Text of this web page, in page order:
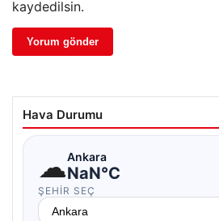
kaydedilsin.
Hava Durumu
☁Ankara
NaN°C
ŞEHIR SEÇ